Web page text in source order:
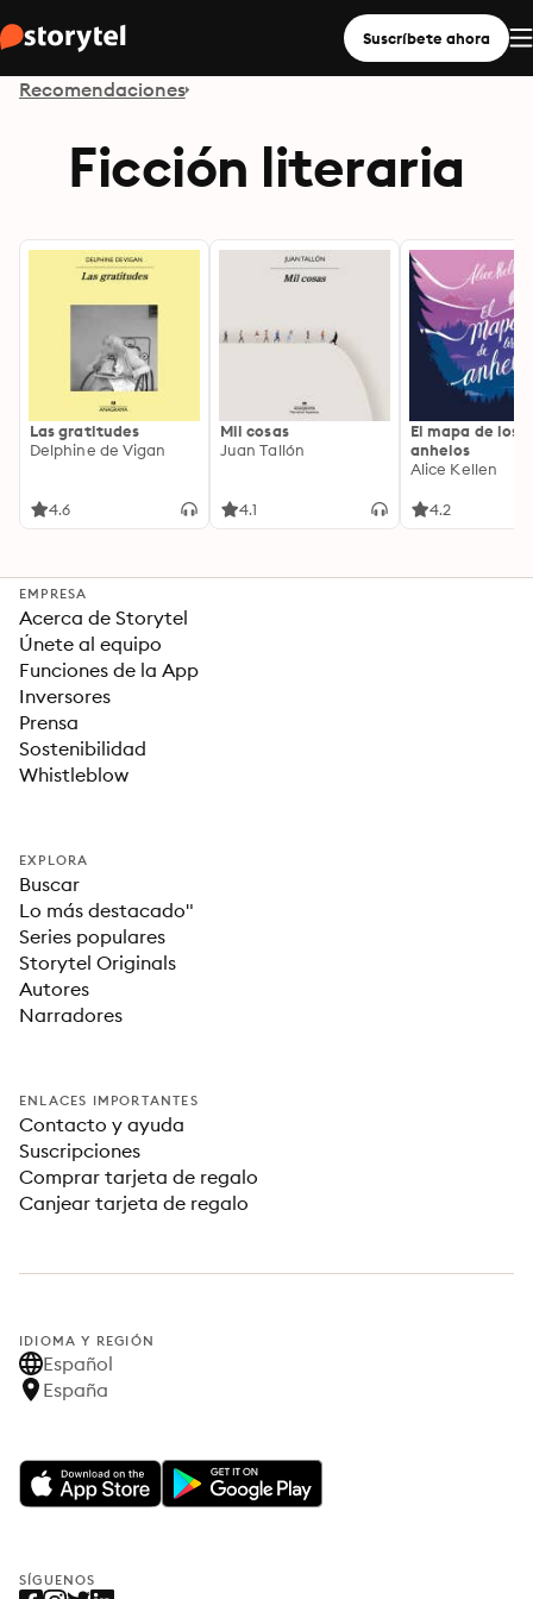
Suscríbete ahora
Recomendaciones
Ficción literaria
Las gratitudes
Delphine de Vigan
4.6
Mil cosas
Juan Tallón
4.1
El mapa de los
anhelos
Alice Kellen
4.2
EMPRESA
Acerca de Storytel
Únete al equipo
Funciones de la App
Inversores
Prensa
Sostenibilidad
Whistleblow
EXPLORA
Buscar
Lo más destacado"
Series populares
Storytel Originals
Autores
Narradores
ENLACES IMPORTANTES
Contacto y ayuda
Suscripciones
Comprar tarjeta de regalo
Canjear tarjeta de regalo
IDIOMA Y REGIÓN
Español
España
SÍGUENOS